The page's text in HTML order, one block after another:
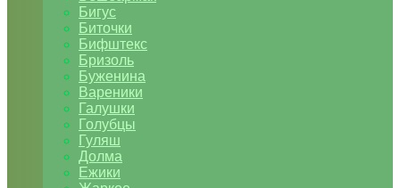
Бигус
Биточки
Бифштекс
Бризоль
Буженина
Вареники
Галушки
Голубцы
Гуляш
Долма
Ежики